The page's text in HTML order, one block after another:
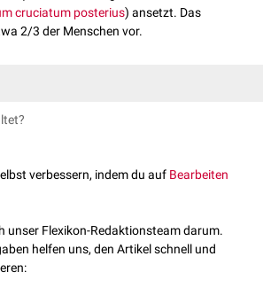
cruciatum posterius) ansetzt. Das
2/3 der Menschen vor.
Struktur zum Ligamentum
und trägt zur Stabilisierung des
verbessern, indem du auf Bearbeiten
unser Flexikon-Redaktionsteam darum.
helfen uns, den Artikel schnell und